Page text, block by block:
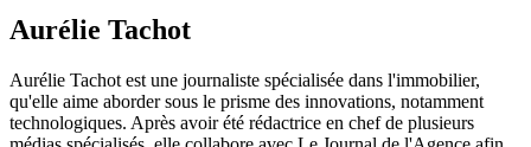
Aurélie Tachot
Aurélie Tachot est une journaliste spécialisée dans l'immobilier,
qu'elle aime aborder sous le prisme des innovations, notamment
technologiques. Après avoir été rédactrice en chef de plusieurs